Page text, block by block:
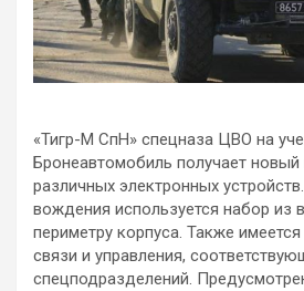
«Тигр-М СпН» спецназа ЦВО на
Бронеавтомобиль получает
различных электронных
вождения используется набор из
периметру корпуса. Также
связи и управления,
спецподразделений.